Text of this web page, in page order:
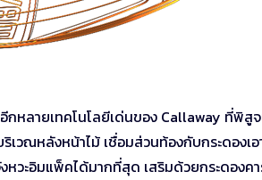
อีกหลายเทคโนโลยีเด่นของ Callaway ที่พิ
ริเวณหลังหน้าไม้ เชื่อมส่วนท้องกับกระดอง
วะอิมแพ็คได้มากที่สุด เสริมด้วยกระดอง